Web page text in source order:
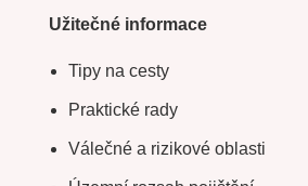
Užitečné informace
Tipy na cesty
Praktické rady
Válečné a rizikové oblasti